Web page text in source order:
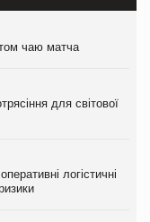
чаю матча
для світової
логістичні
чаю матча
для світової
логістичні
чаю матча
для світової